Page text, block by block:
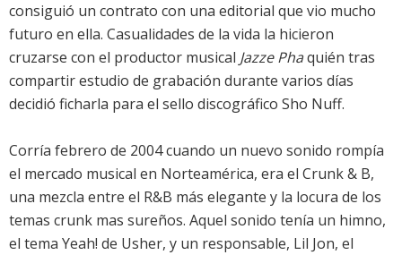
consiguió un contrato con una editorial que vio mucho
futuro en ella. Casualidades de la vida la hicieron
cruzarse con el productor musical Jazze Phaquién tras
compartir estudio de grabación durante varios días
decidió ficharla para el sello discográfico Sho Nuff.
Corría febrero de 2004 cuando un nuevo sonido rompía
el mercado musical en Norteamérica, era el Crunk & B,
una mezcla entre el R&B más elegante y la locura de los
temas crunk mas sureños. Aquel sonido tenía un himno,
el tema Yeah! de Usher, y un responsable, Lil Jon, el